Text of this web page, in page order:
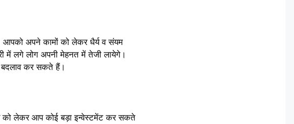
आपको अपने कामों को लेकर धैर्य व संयम
में लगे लोग अपनी मेहनत में तेजी लायेगे।
बदलाव कर सकते हैं।
को लेकर आप कोई बड़ा इन्वेस्टमेंट कर सकते